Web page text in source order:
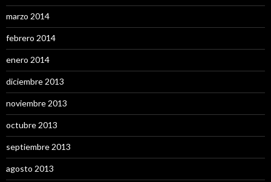
marzo 2014
febrero 2014
enero 2014
diciembre 2013
noviembre 2013
octubre 2013
septiembre 2013
agosto 2013